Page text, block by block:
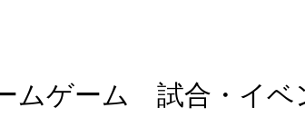
ムゲーム 試合・イベ